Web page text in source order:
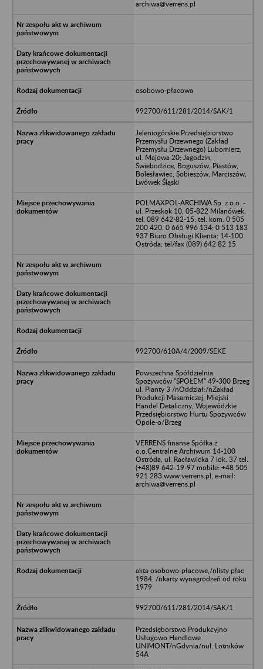
archiwa@verrens.pl
osobowo-płacowa
992700/611/281/2014/SAK/1
Jeleniogórskie Przedsiębiorstwo
Przemysłu Drzewnego (Zakład
Przemysłu Drzewnego) Lubomierz,
ul. Majowa 20; Jagodzin,
Świebodzice, Boguszów, Piastów,
Bolesławiec, Sobieszów, Marciszów,
Lwówek Śląski
POLMAXPOL-ARCHIWA Sp. z o.o. -
ul. Przeskok 10, 05-822 Milanówek,
tel. 089 642-82-15; tel. kom. 0 505
200 420, 0 665 996 134; 0 513 183
937 Biuro Obsługi Klienta: 14-100
Ostróda; tel/fax (089) 642 82 15
992700/610A/4/2009/SEKE
Powszechna Spółdzielnia
Spożywców "SPOŁEM" 49-300 Brzeg
ul. Planty 3 /nOddział:/nZakład
Produkcji Masarniczej, Miejski
Handel Detaliczny, Wojewódzkie
Przedsiębiorstwo Hurtu Spożywców
Opole-o/Brzeg
VERRENS finanse Spółka z
o.o.Centralne Archiwum 14-100
Ostróda, ul. Racławicka 7 lok. 37 tel.
(+48)89 642-19-97 mobile: +48 505
921 283 www.verrens.pl, e-mail:
archiwa@verrens.pl
akta osobowo-płacowe,/nlisty płac
1984, /nkarty wynagrodzeń od roku
1979
992700/611/281/2014/SAK/1
Przedsięborstwo Produkcyjno
Usługowo Handlowe
UNIMONT/nGdynia/nul. Lotników
54A